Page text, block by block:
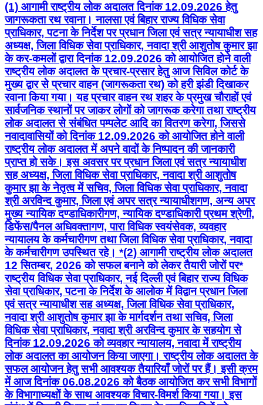
(1) आगामी राष्ट्रीय लोक अदालत दिनांक 12.09.2026 हेतु
जागरूकता रथ रवाना। नालसा एवं बिहार राज्य विधिक सेवा
प्राधिकार, पटना के निर्देश पर प्रधान जिला एवं सत्र न्यायाधीश सह
अध्यक्ष, जिला विधिक सेवा प्राधिकार, नवादा श्री आशुतोष कुमार झा
के कर-कमलों द्वारा दिनांक 12.09.2026 को आयोजित होने वाली
राष्ट्रीय लोक अदालत के प्रचार-प्रसार हेतु आज सिविल कोर्ट के
मुख्य द्वार से प्रचार वाहन (जागरूकता रथ) को हरी झंडी दिखाकर
रवाना किया गया। यह प्रचार वाहन रथ शहर के प्रमुख चौराहों एवं
सार्वजनिक स्थानों पर जाकर लोगों को जागरूक करेगा तथा राष्ट्रीय
लोक अदालत से संबंधित पम्पलेट आदि का वितरण करेगा, जिससे
नवादावासियों को दिनांक 12.09.2026 को आयोजित होने वाली
राष्ट्रीय लोक अदालत में अपने वादों के निष्पादन की जानकारी
प्राप्त हो सके। इस अवसर पर प्रधान जिला एवं सत्र न्यायाधीश
सह अध्यक्ष, जिला विधिक सेवा प्राधिकार, नवादा श्री आशुतोष
कुमार झा के नेतृत्व में सचिव, जिला विधिक सेवा प्राधिकार, नवादा
श्री अरविन्द कुमार, जिला एवं अपर सत्र न्यायाधीशगण, अन्य अपर
मुख्य न्यायिक दण्डाधिकारीगण, न्यायिक दण्डाधिकारी प्रथम श्रेणी,
डिफेंस/पैनल अधिवक्तागण, पारा विधिक स्वयंसेवक, व्यवहार
न्यायालय के कर्मचारीगण तथा जिला विधिक सेवा प्राधिकार, नवादा
के कर्मचारीगण उपस्थित रहे। *(2) आगामी राष्ट्रीय लोक अदालत
12 सितम्बर, 2026 को सफल बनाने को लेकर तैयारी जोरों पर*
राष्ट्रीय विधिक सेवा प्राधिकार, नई दिल्ली एवं बिहार राज्य विधिक
सेवा प्राधिकार, पटना के निर्देश के आलोक में विद्वान प्रधान जिला
एवं सत्र न्यायाधीश सह अध्यक्ष, जिला विधिक सेवा प्राधिकार,
नवादा श्री आशुतोष कुमार झा के मार्गदर्शन तथा सचिव, जिला
विधिक सेवा प्राधिकार, नवादा श्री अरविन्द कुमार के सहयोग से
दिनांक 12.09.2026 को व्यवहार न्यायालय, नवादा में राष्ट्रीय
लोक अदालत का आयोजन किया जाएगा। राष्ट्रीय लोक अदालत के
सफल आयोजन हेतु सभी आवश्यक तैयारियाँ जोरों पर हैं। इसी क्रम
में आज दिनांक 06.08.2026 को बैठक आयोजित कर सभी विभागों
के विभागाध्यक्षों के साथ आवश्यक विचार-विमर्श किया गया। इस